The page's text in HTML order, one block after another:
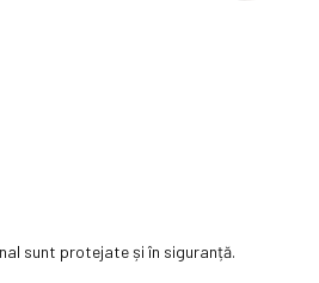
sunt protejate și în siguranță.